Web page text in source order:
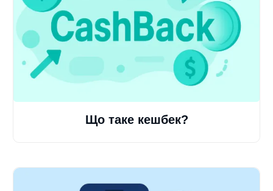
Що таке кешбек?